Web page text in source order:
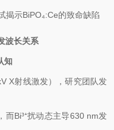
波长关系
知
X射线激发），研究团队发
而Bi³⁺扰动态主导630 nm发